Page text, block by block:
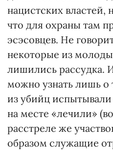
нацистских властей,
что для охраны там
эсэсовцев. Не
некоторые из
лишились рассудка.
можно узнать лишь о
из убийц
на месте «лечили»
расстреле же
образом служащие